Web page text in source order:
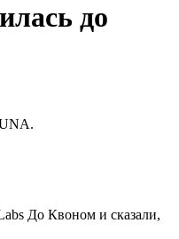
до
До Квоном и сказали,